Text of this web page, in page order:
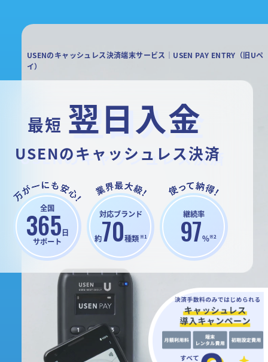
USENのキャッシュレス決済端末サービス｜USEN PAY ENTRY（旧Uペ
イ）
最短 翌日入金
USENのキャッシュレス決済
全国
365日
サポート
対応ブランド
約70種類 ※1
継続率
97%※2